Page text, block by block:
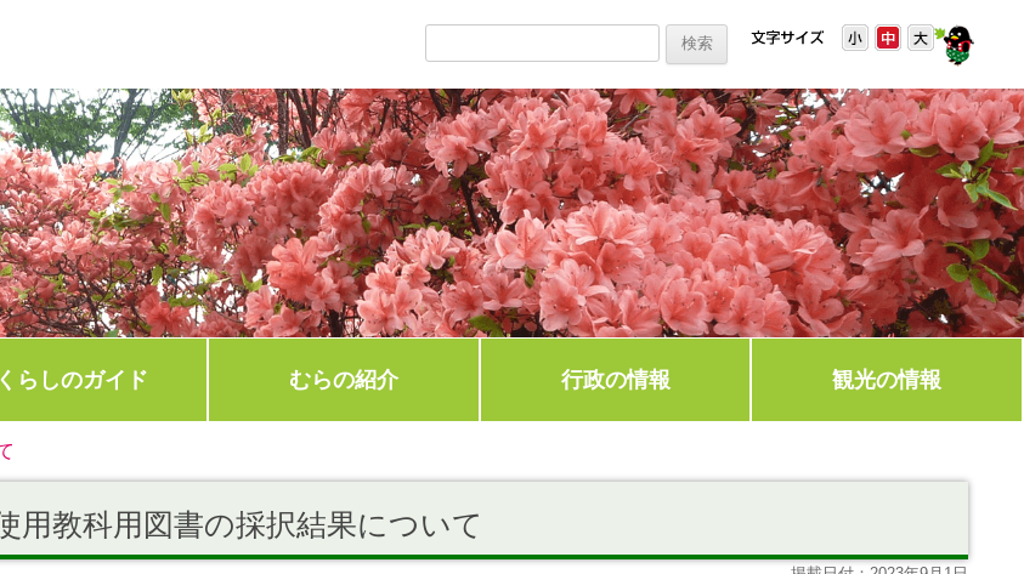
くらしのガイド むらの紹介 行政の情報 観光の情報
用教科用図書の採択結果について